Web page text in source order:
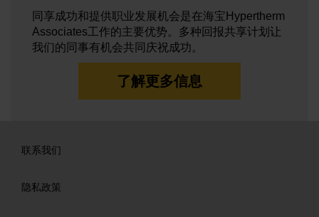
同享成功和提供职业发展机会是在海宝Hypertherm
Associates工作的主要优势。多种回报共享计划让
我们的同事有机会共同庆祝成功。
了解更多信息
联系我们
隐私政策